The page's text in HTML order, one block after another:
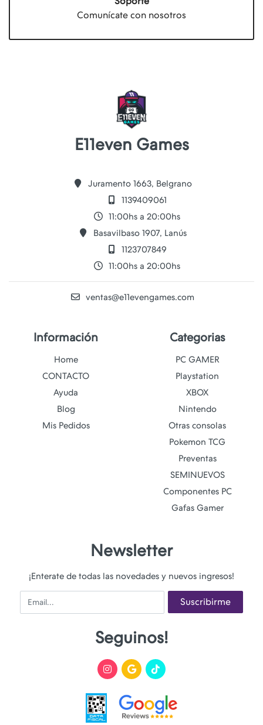
Comunícate con nosotros
E11even Games
Juramento 1663, Belgrano
1139409061
11:00hs a 20:00hs
Basavilbaso 1907, Lanús
1123707849
11:00hs a 20:00hs
ventas@e11evengames.com
Información
Home
CONTACTO
Ayuda
Blog
Mis Pedidos
Categorias
PC GAMER
Playstation
XBOX
Nintendo
Otras consolas
Pokemon TCG
Preventas
SEMINUEVOS
Componentes PC
Gafas Gamer
Newsletter
¡Enterate de todas las novedades y nuevos ingresos!
Email Suscribirme
Seguinos!